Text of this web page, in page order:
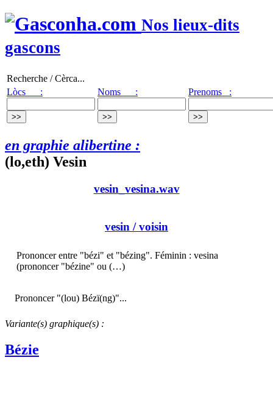
Nos lieux-dits
gascons
Recherche / Cèrca...
Lòcs :
Noms : Prenoms :
en graphie alibertine :
(lo,eth) Vesin
vesin_vesina.wav
vesin / voisin
Prononcer entre "bézi" et "bézing". Féminin : vesina
(prononcer "bézine" ou (…)
Prononcer "(lou) Bézï(ng)"...
Variante(s) graphique(s) :
Bézie